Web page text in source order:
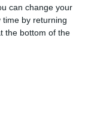
can change your
by returning
the bottom of the
în joc!